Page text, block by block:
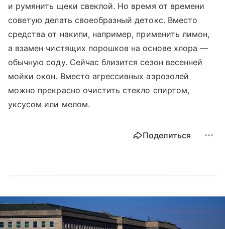
и румянить щеки свеклой. Но время от времени
советую делать своеобразный детокс. Вместо
средства от накипи, например, применить лимон,
а взамен чистящих порошков на основе хлора —
обычную соду. Сейчас близится сезон весенней
мойки окон. Вместо агрессивных аэрозолей
можно прекрасно очистить стекло спиртом,
уксусом или мелом.
Поделиться